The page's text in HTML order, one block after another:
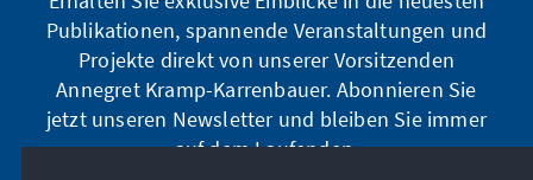
Publikationen, spannende Veranstaltungen und
Projekte direkt von unserer Vorsitzenden
Annegret Kramp-Karrenbauer. Abonnieren Sie
jetzt unseren Newsletter und bleiben Sie immer
auf dem Laufenden.